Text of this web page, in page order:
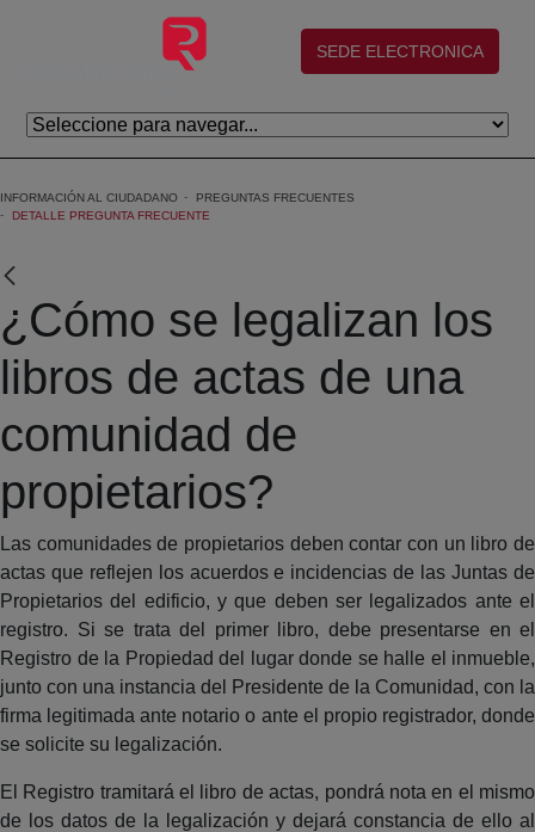
Eduki nagusira joan
(abre en nueva ventana)
SEDE ELECTRONICA
INFORMACIÓN AL CIUDADANO
PREGUNTAS FRECUENTES
DETALLE PREGUNTA FRECUENTE
¿Cómo se legalizan los
libros de actas de una
comunidad de
propietarios?
Las comunidades de propietarios deben contar con un libro de
actas que reflejen los acuerdos e incidencias de las Juntas de
Propietarios del edificio, y que deben ser legalizados ante el
registro. Si se trata del primer libro, debe presentarse en el
Registro de la Propiedad del lugar donde se halle el inmueble,
junto con una instancia del Presidente de la Comunidad, con la
firma legitimada ante notario o ante el propio registrador, donde
se solicite su legalización.
El Registro tramitará el libro de actas, pondrá nota en el mismo
de los datos de la legalización y dejará constancia de ello al